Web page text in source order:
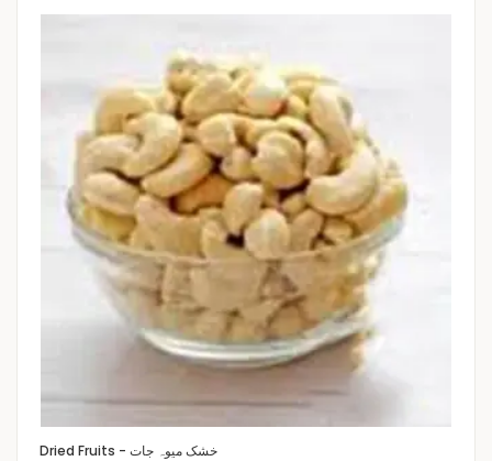
Dried Fruits - خشک میوہ جات